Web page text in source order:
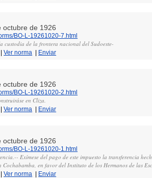
octubre de 1926
BO-L-19261020-7.html
custodia de la frontera nacional del Sudoeste-
|Ver norma | Enviar
octubre de 1926
BO-L-19261020-2.html
en Cliza.
|Ver norma | Enviar
octubre de 1926
BO-L-19261020-1.html
Exímese del pago de este impuesto la transferencia
Cochabamba, en favor del Instituto de los Hermanos de las
|Ver norma | Enviar